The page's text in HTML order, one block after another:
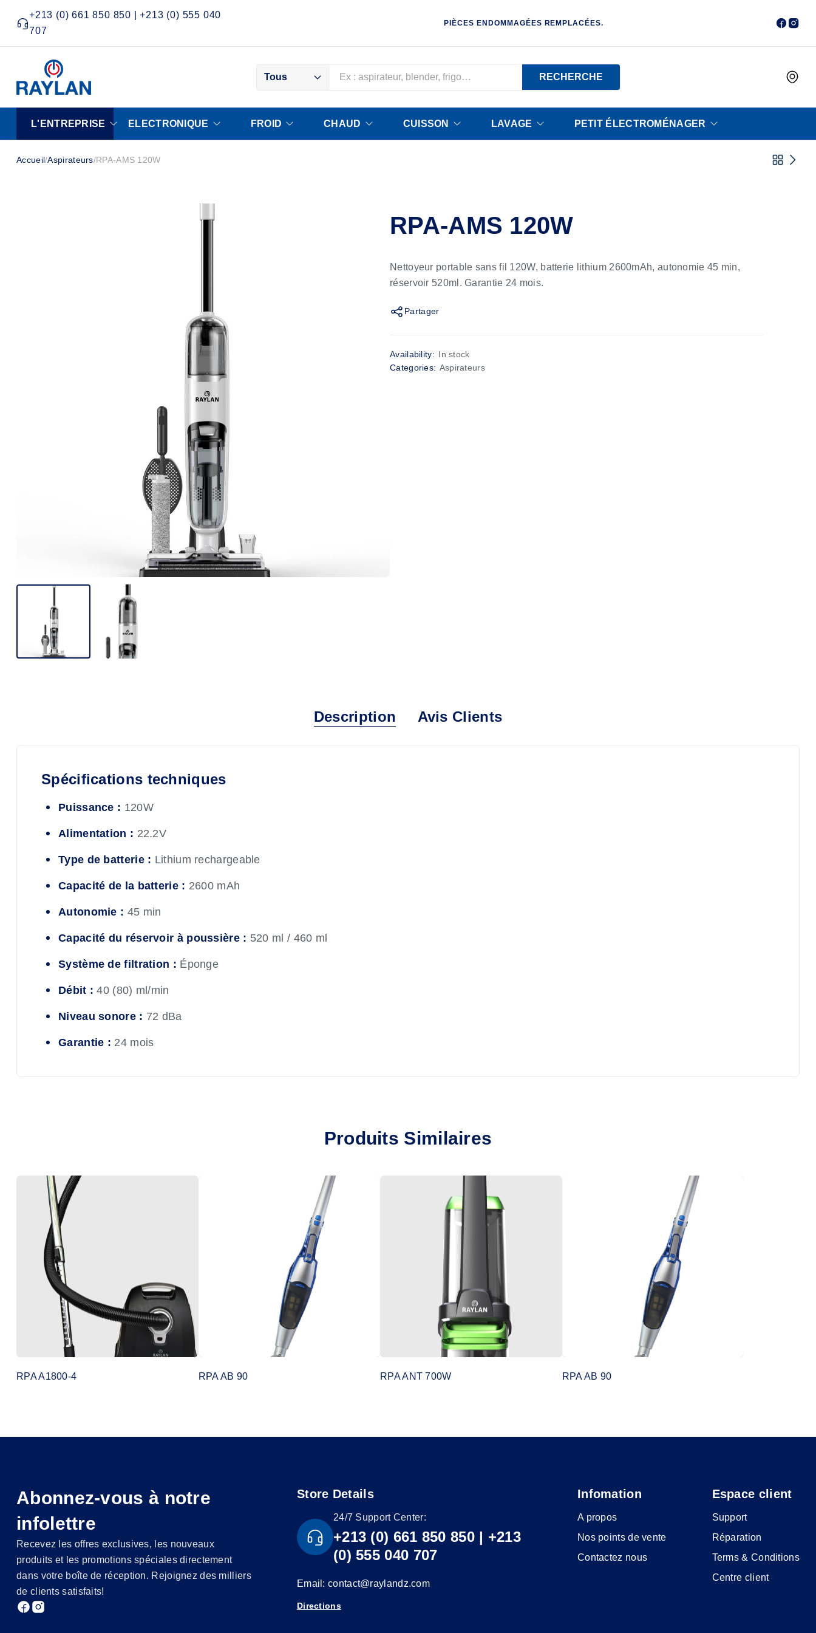
+213 (0) 661 850 850 | +213 (0) 555 040
707
PIÈCES ENDOMMAGÉES REMPLACÉES.
Tous RECHERCHE
L'ENTREPRISE ELECTRONIQUE FROID CHAUD CUISSON LAVAGE PETIT ÉLECTROMÉNAGER
Accueil/Aspirateurs/RPA-AMS 120W
RPA-AMS 120W
Nettoyeur portable sans fil 120W, batterie lithium 2600mAh, autonomie 45 min,
réservoir 520ml. Garantie 24 mois.
Partager
Availability: In stock
Categories: Aspirateurs
Description Avis Clients
Spécifications techniques
Puissance : 120W
Alimentation : 22.2V
Type de batterie : Lithium rechargeable
Capacité de la batterie : 2600 mAh
Autonomie : 45 min
Capacité du réservoir à poussière : 520 ml / 460 ml
Système de filtration : Éponge
Débit : 40 (80) ml/min
Niveau sonore : 72 dBa
Garantie : 24 mois
Produits Similaires
RPA A1800-4 RPA AB 90 RPA ANT 700W RPA AB 90
Abonnez-vous à notre
infolettre
Recevez les offres exclusives, les nouveaux
produits et les promotions spéciales directement
dans votre boîte de réception. Rejoignez des milliers
de clients satisfaits!
Store Details
24/7 Support Center:
+213 (0) 661 850 850 | +213
(0) 555 040 707
Email: contact@raylandz.com
Directions
Infomation
A propos
Nos points de vente
Contactez nous
Espace client
Support
Réparation
Terms & Conditions
Centre client